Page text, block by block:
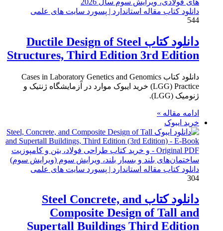
دانلود کتاب مقاله استاندارد | پسورد سایت های علمی
544
دانلود کتاب Ductile Design of Steel
Structures, Third Edition 3rd Edition
دانلود کتاب Cases in Laboratory Genetics and Genomics
(LGG) Practice خرید ایبوک موارد در آزمایشگاه ژنتیک و
ژنومیک (LGG).
ادامه مقاله »
خرید ایبوک
دانلود کتاب مقاله استاندارد | پسورد سایت های علمی
304
دانلود کتاب Steel Concrete, and
Composite Design of Tall and
Supertall Buildings Third Edition